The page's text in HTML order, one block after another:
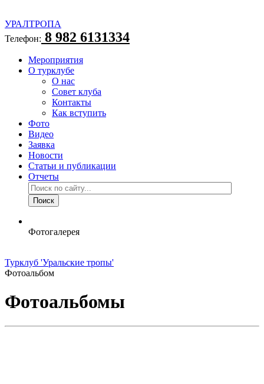
УРАЛТРОПА
Телефон: 8 982 6131334
Мероприятия
О турклубе
О нас
Совет клуба
Контакты
Как вступить
Фото
Видео
Заявка
Новости
Статьи и публикации
Отчеты
Фотогалерея
Турклуб 'Уральские тропы'
Фотоальбом
Фотоальбомы